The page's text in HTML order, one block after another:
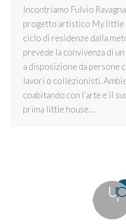
Incontriamo Fulvio
progetto artistico My little
ciclo di residenze dalla
prevede la convivenza di
a disposizione da persone
lavori o collezionisti.
coabitando con l’arte e il
prima little house…